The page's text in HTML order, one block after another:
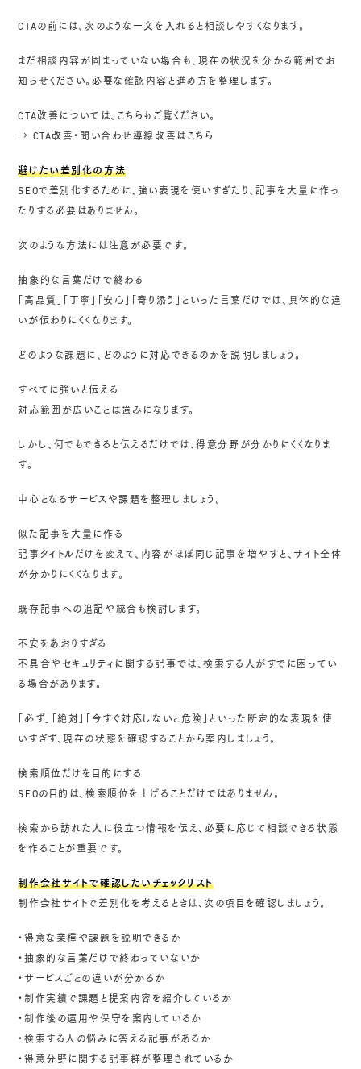
CTAの前には、次のような一文を入れると相談しやすくなります。
まだ相談内容が固まっていない場合も、現在の状況を分かる範囲でお
知らせください。必要な確認内容と進め方を整理します。
CTA改善については、こちらもご覧ください。
→ CTA改善・問い合わせ導線改善はこちら
避けたい差別化の方法
SEOで差別化するために、強い表現を使いすぎたり、記事を大量に作っ
たりする必要はありません。
次のような方法には注意が必要です。
抽象的な言葉だけで終わる
「高品質」「丁寧」「安心」「寄り添う」といった言葉だけでは、具体的な違
いが伝わりにくくなります。
どのような課題に、どのように対応できるのかを説明しましょう。
すべてに強いと伝える
対応範囲が広いことは強みになります。
しかし、何でもできると伝えるだけでは、得意分野が分かりにくくなりま
す。
中心となるサービスや課題を整理しましょう。
似た記事を大量に作る
記事タイトルだけを変えて、内容がほぼ同じ記事を増やすと、サイト全体
が分かりにくくなります。
既存記事への追記や統合も検討します。
不安をあおりすぎる
不具合やセキュリティに関する記事では、検索する人がすでに困ってい
る場合があります。
「必ず」「絶対」「今すぐ対応しないと危険」といった断定的な表現を使
いすぎず、現在の状態を確認することから案内しましょう。
検索順位だけを目的にする
SEOの目的は、検索順位を上げることだけではありません。
検索から訪れた人に役立つ情報を伝え、必要に応じて相談できる状態
を作ることが重要です。
制作会社サイトで確認したいチェックリスト
制作会社サイトで差別化を考えるときは、次の項目を確認しましょう。
・得意な業種や課題を説明できるか
・抽象的な言葉だけで終わっていないか
・サービスごとの違いが分かるか
・制作実績で課題と提案内容を紹介しているか
・制作後の運用や保守を案内しているか
・検索する人の悩みに答える記事があるか
・得意分野に関する記事群が整理されているか